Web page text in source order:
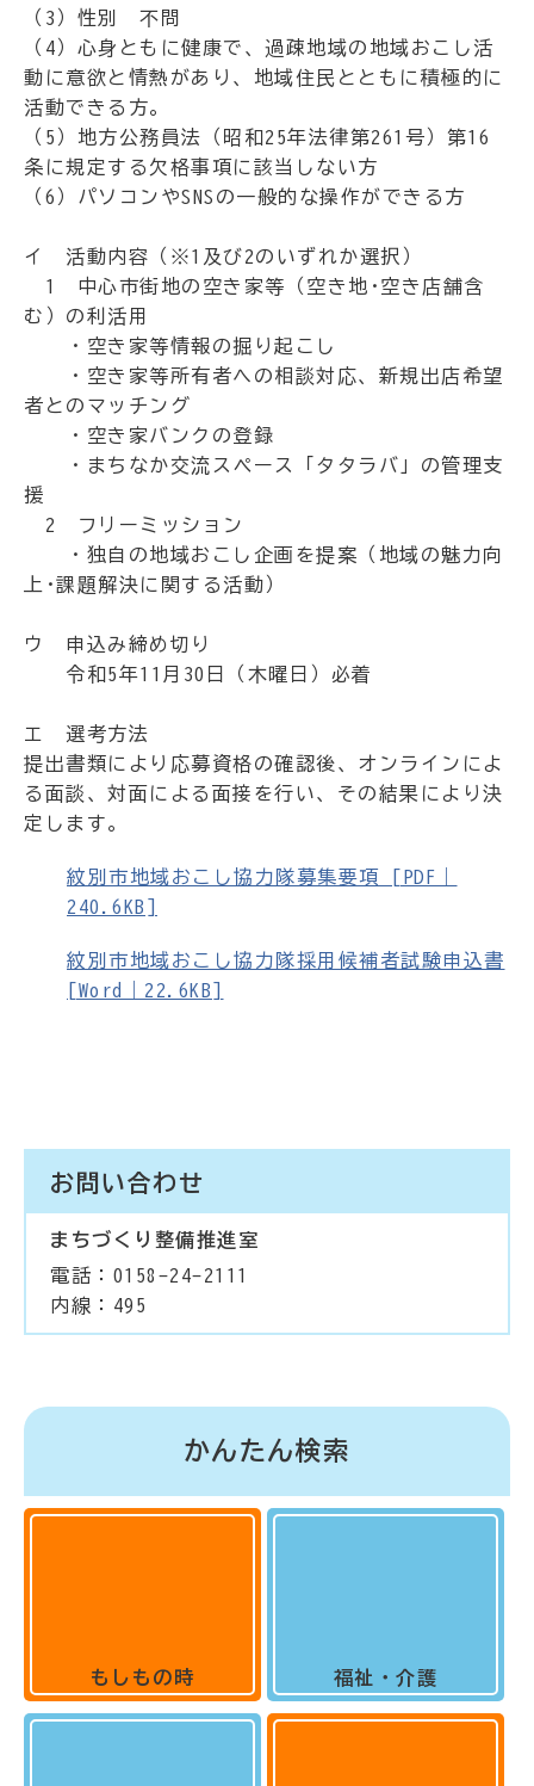
（3）性別 不問
（4）心身ともに健康で、過疎地域の地域おこし活
動に意欲と情熱があり、地域住民とともに積極的に
活動できる方。
（5）地方公務員法（昭和25年法律第261号）第16
条に規定する欠格事項に該当しない方
（6）パソコンやSNSの一般的な操作ができる方
イ 活動内容（※1及び2のいずれか選択）
1 中心市街地の空き家等（空き地･空き店舗含
む）の利活用
・空き家等情報の掘り起こし
・空き家等所有者への相談対応、新規出店希望
者とのマッチング
・空き家バンクの登録
・まちなか交流スペース「タタラバ」の管理支
援
2 フリーミッション
・独自の地域おこし企画を提案（地域の魅力向
上･課題解決に関する活動）
ウ 申込み締め切り
令和5年11月30日（木曜日）必着
エ 選考方法
提出書類により応募資格の確認後、オンラインによ
る面談、対面による面接を行い、その結果により決
定します。
紋別市地域おこし協力隊募集要項 [PDF｜
240.6KB]
紋別市地域おこし協力隊採用候補者試験申込書
[Word｜22.6KB]
お問い合わせ
まちづくり整備推進室
電話：0158-24-2111
内線：495
かんたん検索
もしもの時 福祉・介護